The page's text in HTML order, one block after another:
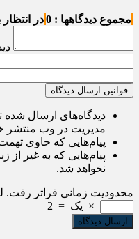
مجموع دیدگاهها : 0 در
قوانین ارسال دیدگاه
دیدگاه‌های ارسال شده
مدیریت در وب منتشر
پیام‌هایی که حاوی
پیام‌هایی که به غیر از
نخواهد شد.
محدودیت زمانی فراتر رفت.
× یک =
2